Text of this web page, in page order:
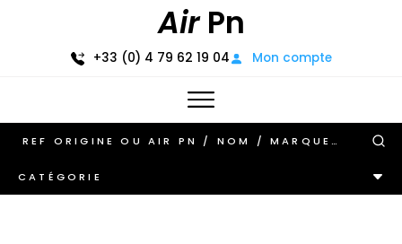
AirPn
+33 (0) 4 79 62 19 04 Mon compte
CATÉGORIE